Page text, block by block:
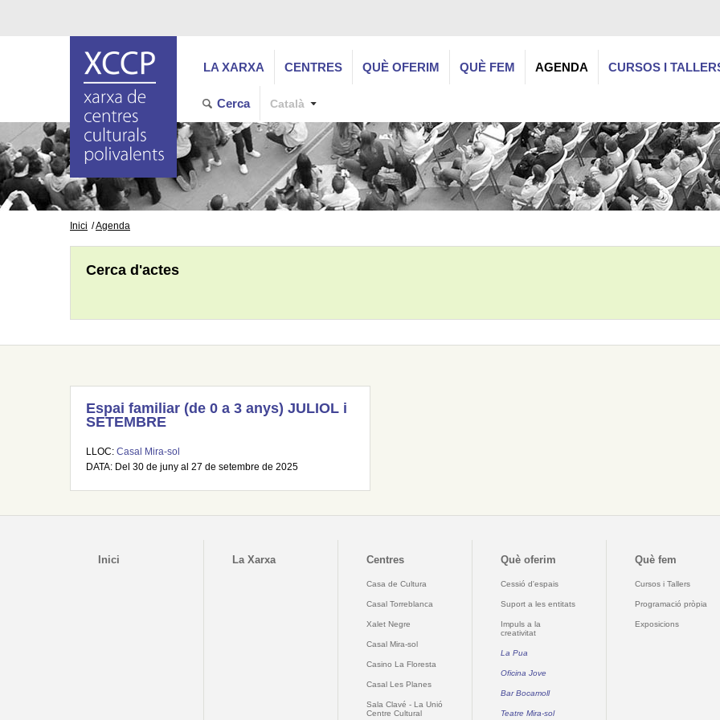
LA XARXA CENTRES QUÈ OFERIM QUÈ FEM AGENDA CURSOS I
Cerca Català
Inici Agenda
Cerca d'actes
Espai familiar (de 0 a 3 anys) JULIOL i
SETEMBRE
LLOC: Casal Mira-sol
DATA: Del 30 de juny al 27 de setembre de 2025
Inici La Xarxa Centres
Casa de Cultura
Casal Torreblanca
Xalet Negre
Casal Mira-sol
Casino La Floresta
Casal Les Planes
Sala Clavé - La Unió
Centre Cultural
Què oferim
Cessió d'espais
Suport a les entitats
Impuls a la
creativitat
La Pua
Oficina Jove
Bar Bocamoll
Teatre Mira-sol
Què fem
Cursos i Tallers
Programació pròpia
Exposicions